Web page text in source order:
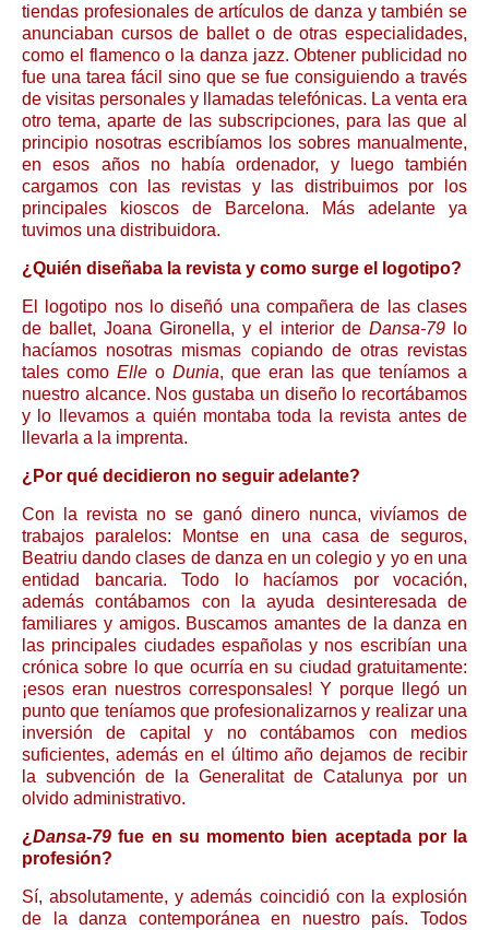
tiendas profesionales de artículos de danza y también se
anunciaban cursos de ballet o de otras especialidades,
como el flamenco o la danza jazz. Obtener publicidad no
fue una tarea fácil sino que se fue consiguiendo a través
de visitas personales y llamadas telefónicas. La venta era
otro tema, aparte de las subscripciones, para las que al
principio nosotras escribíamos los sobres manualmente,
en esos años no había ordenador, y luego también
cargamos con las revistas y las distribuimos por los
principales kioscos de Barcelona. Más adelante ya
tuvimos una distribuidora.
¿Quién diseñaba la revista y como surge el logotipo?
El logotipo nos lo diseñó una compañera de las clases
de ballet, Joana Gironella, y el interior de Dansa-79 lo
hacíamos nosotras mismas copiando de otras revistas
tales como Elle o Dunia, que eran las que teníamos a
nuestro alcance. Nos gustaba un diseño lo recortábamos
y lo llevamos a quién montaba toda la revista antes de
llevarla a la imprenta.
¿Por qué decidieron no seguir adelante?
Con la revista no se ganó dinero nunca, vivíamos de
trabajos paralelos: Montse en una casa de seguros,
Beatriu dando clases de danza en un colegio y yo en una
entidad bancaria. Todo lo hacíamos por vocación,
además contábamos con la ayuda desinteresada de
familiares y amigos. Buscamos amantes de la danza en
las principales ciudades españolas y nos escribían una
crónica sobre lo que ocurría en su ciudad gratuitamente:
¡esos eran nuestros corresponsales! Y porque llegó un
punto que teníamos que profesionalizarnos y realizar una
inversión de capital y no contábamos con medios
suficientes, además en el último año dejamos de recibir
la subvención de la Generalitat de Catalunya por un
olvido administrativo.
¿Dansa-79 fue en su momento bien aceptada por la
profesión?
Sí, absolutamente, y además coincidió con la explosión
de la danza contemporánea en nuestro país. Todos